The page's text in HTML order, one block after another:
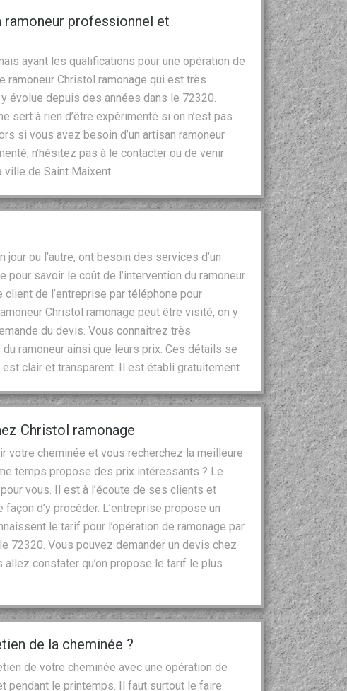
ramoneur professionnel et
ayant les qualifications pour une opération de
ramoneur Christol ramonage qui est très
évolue depuis des années dans le 72320.
sert à rien d’être expérimenté si on n’est pas
si vous avez besoin d’un artisan ramoneur
n’hésitez pas à le contacter ou de venir
de Saint Maixent.
ou l’autre, ont besoin des services d’un
savoir le coût de l’intervention du ramoneur.
de l’entreprise par téléphone pour
Christol ramonage peut être visité, on y
du devis. Vous connaitrez très
ramoneur ainsi que leurs prix. Ces détails se
clair et transparent. Il est établi gratuitement.
Christol ramonage
votre cheminée et vous recherchez la meilleure
temps propose des prix intéressants ? Le
vous. Il est à l’écoute de ses clients et
d’y procéder. L’entreprise propose un
le tarif pour l’opération de ramonage par
72320. Vous pouvez demander un devis chez
constater qu’on propose le tarif le plus
de la cheminée ?
de votre cheminée avec une opération de
pendant le printemps. Il faut surtout le faire